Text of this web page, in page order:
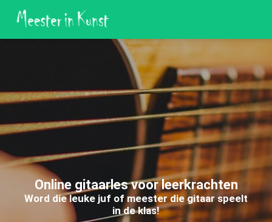
Online gitaarles voor leerkrachten
Word die leuke juf of meester die gitaar speelt
in de klas!